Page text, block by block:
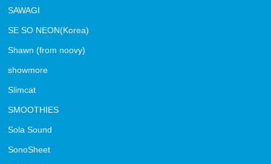
SAWAGI
SE SO NEON(Korea)
Shawn (from noovy)
showmore
Slimcat
SMOOTHIES
Sola Sound
SonoSheet